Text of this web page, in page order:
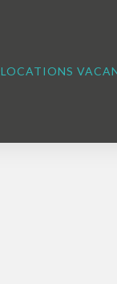
LOCATIONS